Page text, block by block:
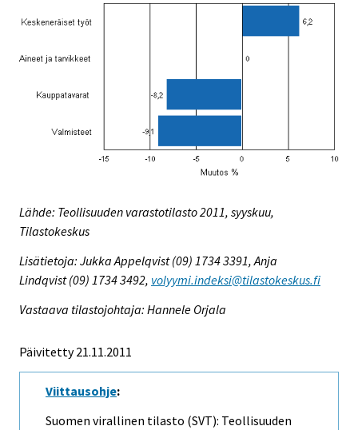
Lähde: Teollisuuden varastotilasto 2011, syyskuu,
Tilastokeskus
Lisätietoja: Jukka Appelqvist (09) 1734 3391, Anja
Lindqvist (09) 1734 3492, volyymi.indeksi@tilastokeskus.fi
Vastaava tilastojohtaja: Hannele Orjala
Päivitetty 21.11.2011
Viittausohje:
Suomen virallinen tilasto (SVT): Teollisuuden